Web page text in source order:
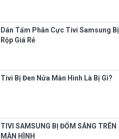
Dán Tấm Phân Cực Tivi Samsung Bị
Rộp Giá Rẻ
Tivi Bị Đen Nửa Màn Hình Là Bị Gì?
TIVI SAMSUNG BỊ ĐỐM SÁNG TRÊN
MÀN HÌNH